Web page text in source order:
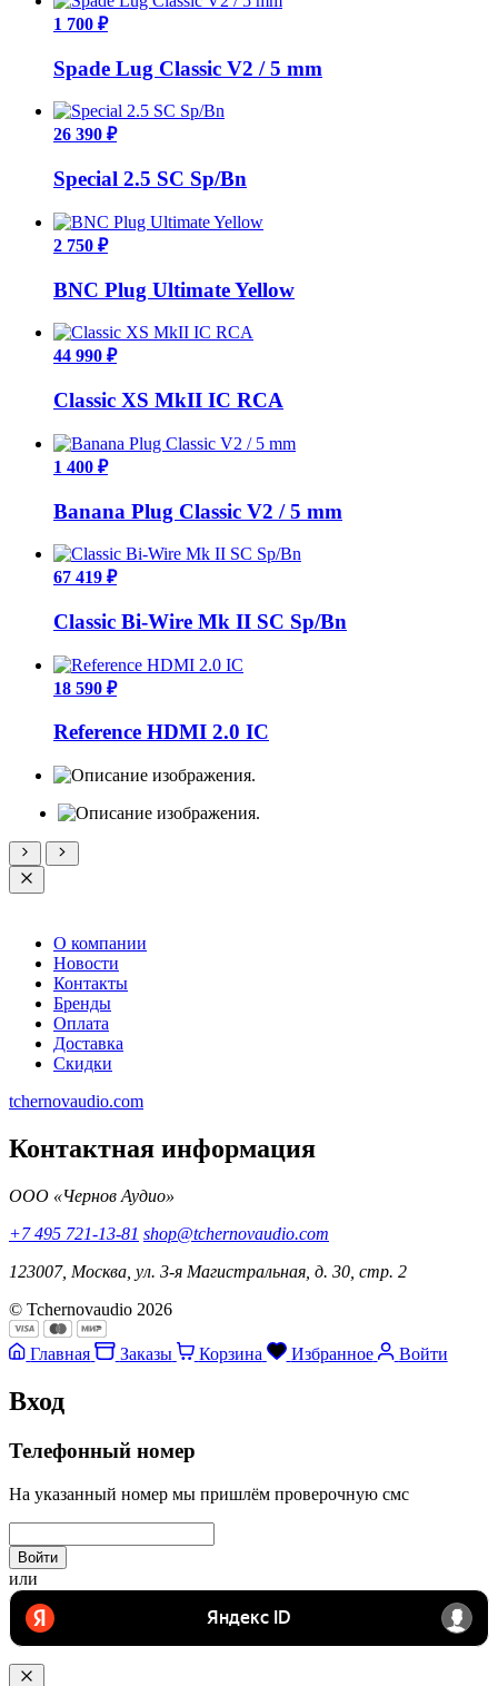
1 700 ₽
Spade Lug Classic V2 / 5 mm
26 390 ₽
Special 2.5 SС Sp/Bn
2 750 ₽
BNC Plug Ultimate Yellow
44 990 ₽
Classic XS MkII IC RCA
1 400 ₽
Banana Plug Classic V2 / 5 mm
67 419 ₽
Classic Bi-Wire Mk II SC Sp/Bn
18 590 ₽
Reference HDMI 2.0 IC
О компании
Новости
Контакты
Бренды
Оплата
Доставка
Скидки
tchernovaudio.com
Контактная информация
ООО «Чернов Аудио»
+7 495 721-13-81 shop@tchernovaudio.com
123007, Москва, ул. 3-я Магистральная, д. 30, стр. 2
© Tchernovaudio 2026
Главная Заказы Корзина Избранное Войти
Вход
Телефонный номер
На указанный номер мы пришлём проверочную смс
Войти
или